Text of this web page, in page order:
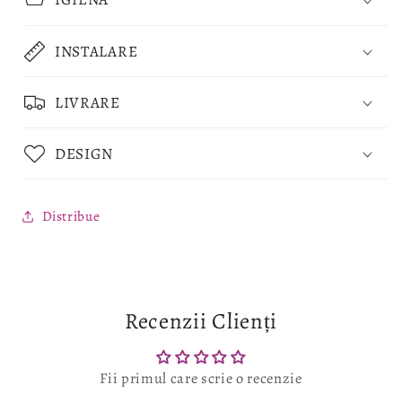
INSTALARE
LIVRARE
DESIGN
Distribue
Recenzii Clienți
Fii primul care scrie o recenzie